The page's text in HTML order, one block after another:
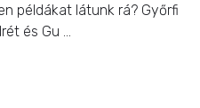
példákat látunk rá? Győrfi
és Gu ...